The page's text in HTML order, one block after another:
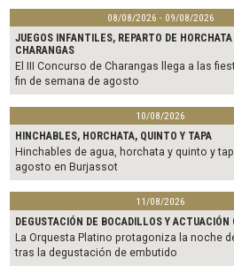
08/08/2026 - 09/08/2026
JUEGOS INFANTILES, REPARTO DE
CHARANGAS
El III Concurso de Charangas llega a las
fin de semana de agosto
10/08/2026
HINCHABLES, HORCHATA, QUINTO Y TAPA
Hinchables de agua, horchata y quinto y
agosto en Burjassot
11/08/2026
DEGUSTACIÓN DE BOCADILLOS Y ACTUACIÓN
La Orquesta Platino protagoniza la noche
tras la degustación de embutido